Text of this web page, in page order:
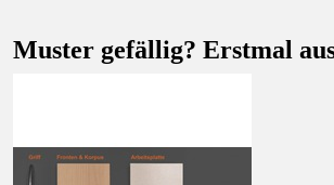
Muster gefällig? Erstmal